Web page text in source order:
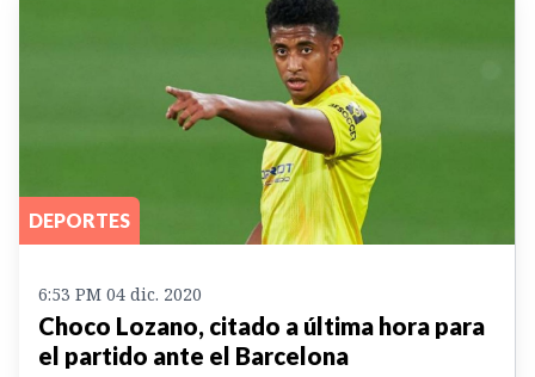
DEPORTES
6:53 PM 04 dic. 2020
Choco Lozano, citado a última hora para
el partido ante el Barcelona